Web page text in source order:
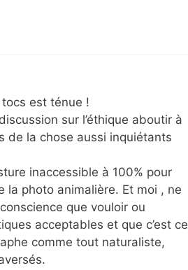
est ténue !
sur l’éthique aboutir à
de la chose aussi inquiétants
inaccessible à 100% pour
la photo animalière. Et moi , ne
que vouloir ou
acceptables et que c’est ce
comme tout naturaliste,